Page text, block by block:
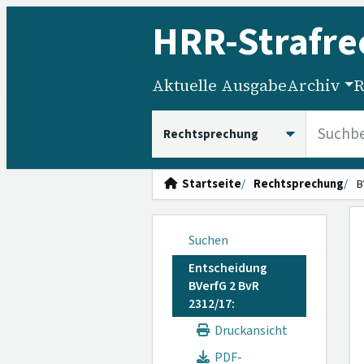
HRR-
Aktuelle AusgabeArchiv
Startseite Rechtsprechung
Suchen
Entscheidung
BVerfG 2 BvR
2312/17:
Druckansicht
PDF-